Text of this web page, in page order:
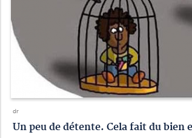
dr
Un peu de détente. Cela fait du bien